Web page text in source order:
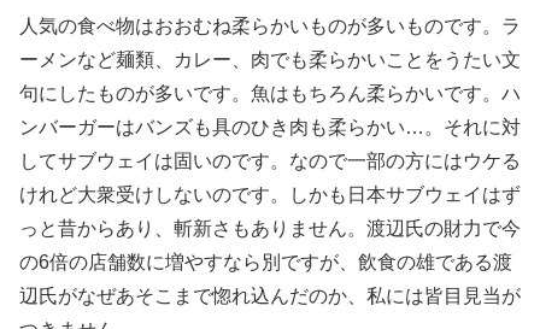
人気の食べ物はおおむね柔らかいものが多いものです。ラ
ーメンなど麺類、カレー、肉でも柔らかいことをうたい文
句にしたものが多いです。魚はもちろん柔らかいです。ハ
ンバーガーはバンズも具のひき肉も柔らかい…。それに対
してサブウェイは固いのです。なので一部の方にはウケる
けれど大衆受けしないのです。しかも日本サブウェイはず
っと昔からあり、斬新さもありません。渡辺氏の財力で今
の6倍の店舗数に増やすなら別ですが、飲食の雄である渡
辺氏がなぜあそこまで惚れ込んだのか、私には皆目見当が